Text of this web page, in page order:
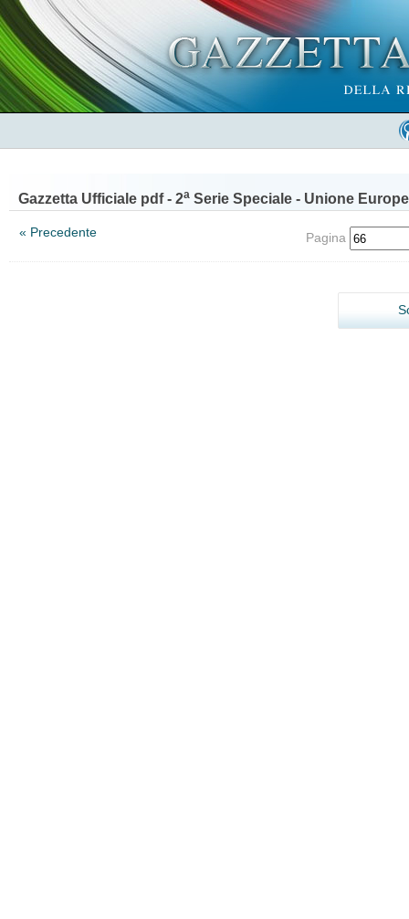
Gazzetta Ufficiale pdf - 2a Serie Speciale - Unione
« Precedente Pagina